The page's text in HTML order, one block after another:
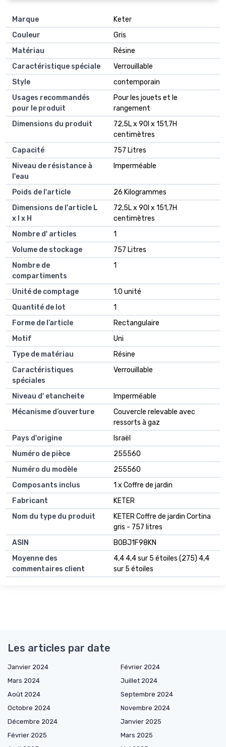
Marque
Keter
Couleur
Gris
Matériau
Résine
Caractéristique spéciale
Verrouillable
Style
contemporain
Usages recommandés
pour le produit
Pour les jouets et le
rangement
Dimensions du produit
72,5L x 90l x 151,7H
centimètres
Capacité
757 Litres
Niveau de résistance à
l'eau
Imperméable
Poids de l'article
26 Kilogrammes
Dimensions de l'article L
x l x H
72,5L x 90l x 151,7H
centimètres
Nombre d' articles
1
Volume de stockage
757 Litres
Nombre de
compartiments
1
Unité de comptage
1.0 unité
Quantité de lot
1
Forme de l’article
Rectangulaire
Motif
Uni
Type de matériau
Résine
Caractéristiques
spéciales
Verrouillable
Niveau d' etancheite
Imperméable
Mécanisme d’ouverture
Couvercle relevable avec
ressorts à gaz
Pays d'origine
Israël
Numéro de pièce
255560
Numéro du modèle
255560
Composants inclus
1 x Coffre de jardin
Fabricant
KETER
Nom du type du produit
KETER Coffre de jardin Cortina
gris - 757 litres
ASIN
B0BJ1F98KN
Moyenne des
commentaires client
4,4 4,4 sur 5 étoiles (275) 4,4
sur 5 étoiles
Les articles par date
Janvier 2024
Février 2024
Mars 2024
Juillet 2024
Août 2024
Septembre 2024
Octobre 2024
Novembre 2024
Décembre 2024
Janvier 2025
Février 2025
Mars 2025